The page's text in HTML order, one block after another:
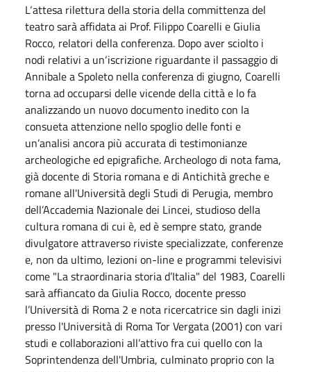
L‘attesa rilettura della storia della committenza del
teatro sarà affidata ai Prof. Filippo Coarelli e Giulia
Rocco, relatori della conferenza. Dopo aver sciolto i
nodi relativi a un‘iscrizione riguardante il passaggio di
Annibale a Spoleto nella conferenza di giugno, Coarelli
torna ad occuparsi delle vicende della città e lo fa
analizzando un nuovo documento inedito con la
consueta attenzione nello spoglio delle fonti e
un’analisi ancora più accurata di testimonianze
archeologiche ed epigrafiche. Archeologo di nota fama,
già docente di Storia romana e di Antichità greche e
romane all'Università degli Studi di Perugia, membro
dell’Accademia Nazionale dei Lincei, studioso della
cultura romana di cui è, ed è sempre stato, grande
divulgatore attraverso riviste specializzate, conferenze
e, non da ultimo, lezioni on-line e programmi televisivi
come "La straordinaria storia d’Italia" del 1983, Coarelli
sarà affiancato da Giulia Rocco, docente presso
l’Università di Roma 2 e nota ricercatrice sin dagli inizi
presso l'Università di Roma Tor Vergata (2001) con vari
studi e collaborazioni all’attivo fra cui quello con la
Soprintendenza dell'Umbria, culminato proprio con la